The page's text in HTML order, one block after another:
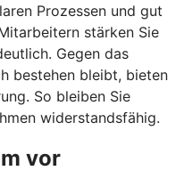
Prozessen und gut
stärken Sie
Gegen das
bestehen bleibt, bieten
So bleiben Sie
widerstandsfähig.
vor